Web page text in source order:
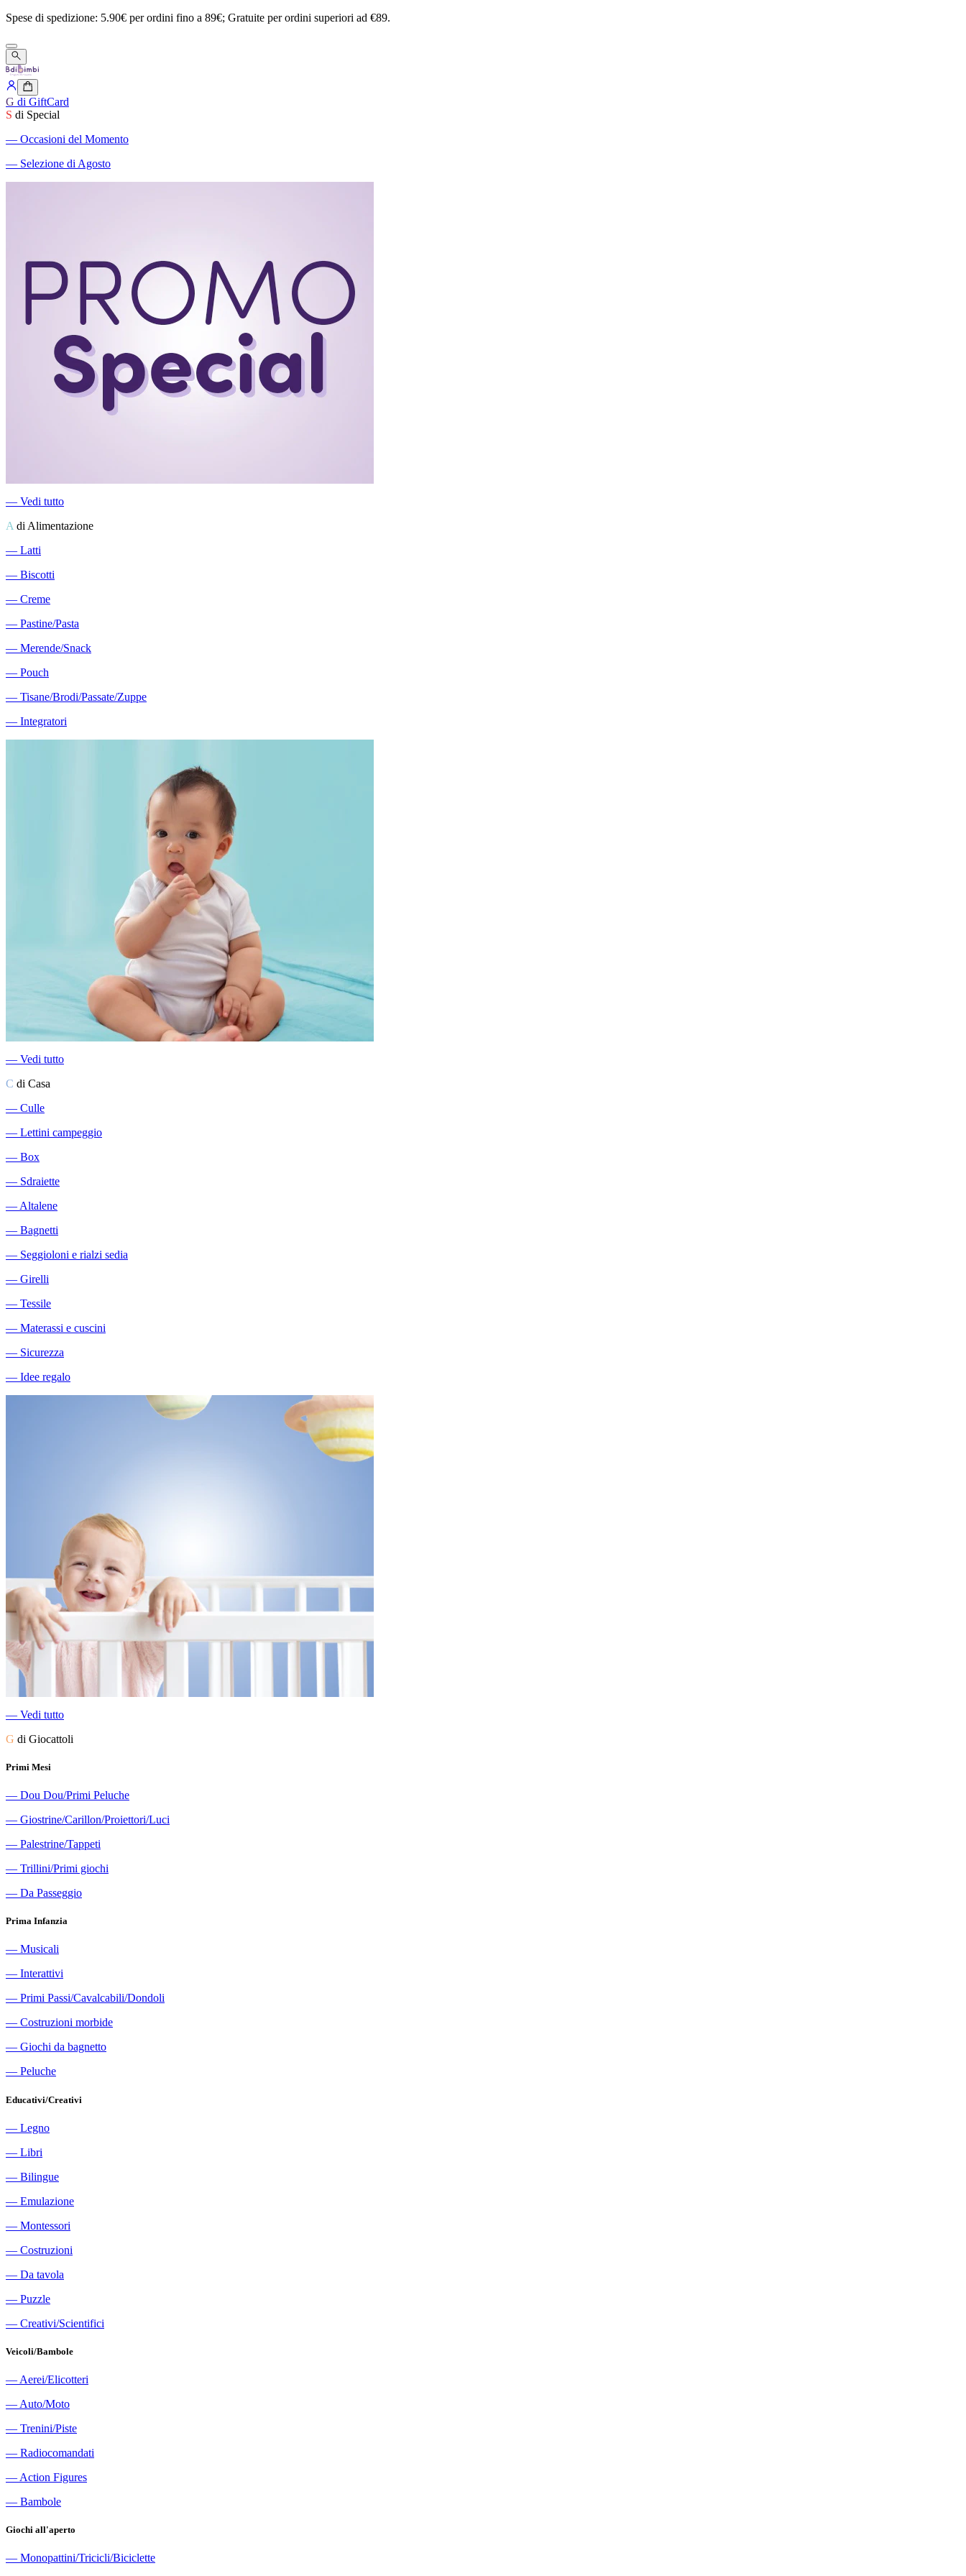
Spese di spedizione: 5.90€ perordini fino a 89€; Gratuite perordini superiori ad €89.
G di GiftCard
S di Special
― Occasioni del Momento
― Selezione di Agosto
― Vedi tutto
A di Alimentazione
― Latti
― Biscotti
― Creme
― Pastine/Pasta
― Merende/Snack
― Pouch
― Tisane/Brodi/Passate/Zuppe
― Integratori
― Vedi tutto
C di Casa
― Culle
― Lettini campeggio
― Box
― Sdraiette
― Altalene
― Bagnetti
― Seggioloni e rialzi sedia
― Girelli
― Tessile
― Materassi e cuscini
― Sicurezza
― Idee regalo
― Vedi tutto
G di Giocattoli
Primi Mesi
― Dou Dou/Primi Peluche
― Giostrine/Carillon/Proiettori/Luci
― Palestrine/Tappeti
― Trillini/Primi giochi
― Da Passeggio
Prima Infanzia
― Musicali
― Interattivi
― Primi Passi/Cavalcabili/Dondoli
― Costruzioni morbide
― Giochi da bagnetto
― Peluche
Educativi/Creativi
― Legno
― Libri
― Bilingue
― Emulazione
― Montessori
― Costruzioni
― Da tavola
― Puzzle
― Creativi/Scientifici
Veicoli/Bambole
― Aerei/Elicotteri
― Auto/Moto
― Trenini/Piste
― Radiocomandati
― Action Figures
― Bambole
Giochi all'aperto
― Monopattini/Tricicli/Biciclette